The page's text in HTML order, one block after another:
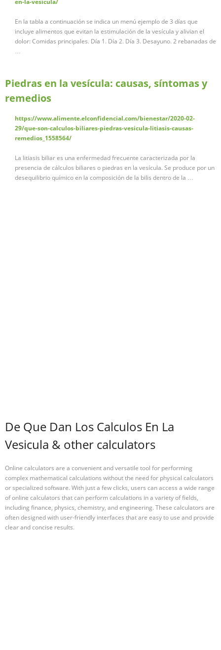
en-la-vesicula/
En la tabla a continuación se indica un menú ejemplo de 3 días que
incluye alimentos que evitan la estimulación de la vesícula y alivian el
dolor: Comidas principales. Día 1. Día 2. Día 3. Desayuno. 2 rebanadas de
…
Piedras en la vesícula: causas, síntomas y
remedios
https://www.alimente.elconfidencial.com/bienestar/2020-02-
29/que-son-calculos-biliares-piedras-vesicula-litiasis-causas-
remedios_1558564/
La litiasis biliar es una enfermedad frecuente caracterizada por la
presencia de cálculos biliares o piedras en la vesícula. Se produce por un
desequilibrio químico en la composición de la bilis dentro de la …
De Que Dan Los Calculos En La
Vesicula & other calculators
Online calculators are a convenient and versatile tool for performing
complex mathematical calculations without the need for physical calculators
or specialized software. With just a few clicks, users can access a wide range
of online calculators that can perform calculations in a variety of fields,
including finance, physics, chemistry, and engineering. These calculators are
often designed with user-friendly interfaces that are easy to use and provide
clear and concise results.